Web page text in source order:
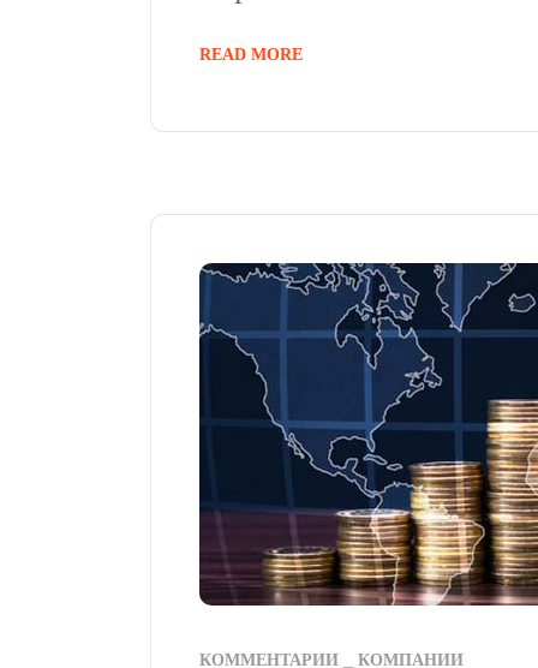
READ MORE
КОММЕНТАРИИ КОМПАНИИ